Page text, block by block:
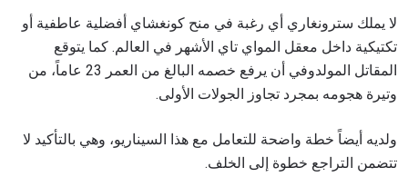
لا يملك سترونغاري أي رغبة في منح كونغشاي أفضلية عاطفية أو
تكتيكية داخل معقل المواي تاي الأشهر في العالم. كما يتوقع
المقاتل المولدوفي أن يرفع خصمه البالغ من العمر 23 عاماً، من
وتيرة هجومه بمجرد تجاوز الجولات الأولى.
ولديه أيضاً خطة واضحة للتعامل مع هذا السيناريو، وهي بالتأكيد لا
تتضمن التراجع خطوة إلى الخلف.
العرض
ابق على اطّلاع
خذ بطولة "ون" معك أينما ذهبت! اشترك الآن للوصول
إلى آخر الأخبار، وفتح العروض الخاصة والحصول على
أفضل المقاعد لعروضنا الحية.
البريد الإلكتروني
الإسم